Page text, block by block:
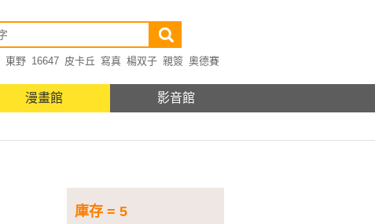
東野 16647 皮卡丘 寫真 楊双子 親簽 奧德賽
漫畫館 影音館
庫存 = 5